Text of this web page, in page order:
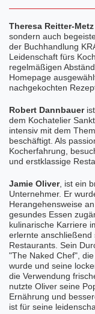
Theresa Reitter-Metz
sondern auch
der Buchhandlung
Leidenschaft fürs
regelmäßigen
Homepage
nachgekochten
Robert Dannbauerist
dem Kochatelier
intensiv mit dem
beschäftigt. Als
Kocherfahrung,
und erstklassige
Jamie Oliver, ist ein
Unternehmer. Er
Herangehensweise
gesundes Essen
kulinarische Karriere
erlernte
Restaurants. Sein
"The Naked Chef",
wurde und seine
die Verwendung
nutzte Oliver seine
Ernährung und
ist für seine